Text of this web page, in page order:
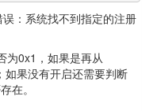
：系统找不到指定的注册
为0x1，如果是再从
如果没有开启还需要判断
在。